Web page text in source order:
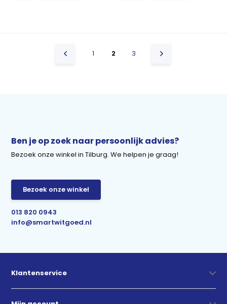
1 2 3
Ben je op zoek naar persoonlijk advies?
Bezoek onze winkel in Tilburg. We helpen je graag!
Bezoek onze winkel
013 820 0943
info@smartwitgoed.nl
Klantenservice